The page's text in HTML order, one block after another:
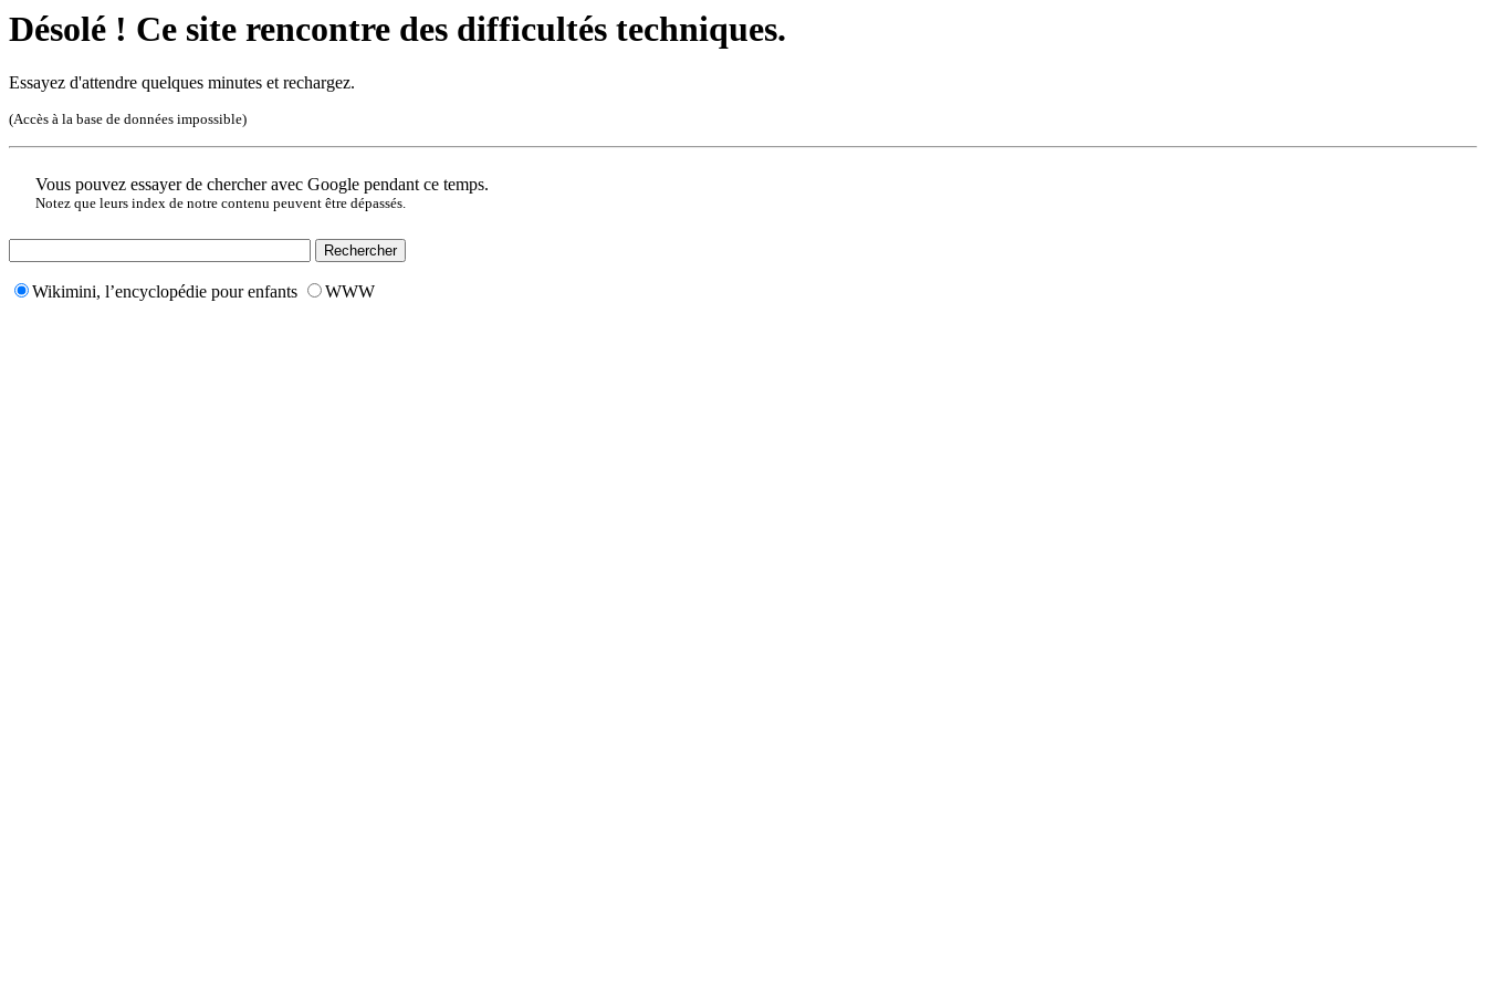
Désolé ! Ce site rencontre des difficultés techniques.
Essayez d'attendre quelques minutes et rechargez.
(Accès à la base de données impossible)
Vous pouvez essayer de chercher avec Google pendant ce temps.
Notez que leurs index de notre contenu peuvent être dépassés.
Wikimini, l’encyclopédie pour enfants WWW